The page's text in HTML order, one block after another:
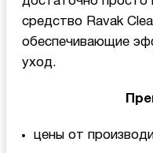
средство Ravak
обеспечивающие
уход.
цены от